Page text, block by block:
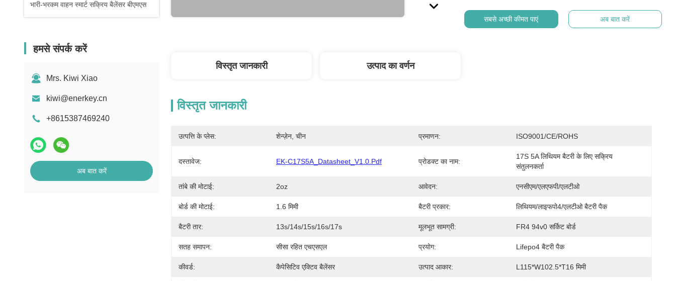
भारी-भरकम वाहन स्मार्ट सक्रिय बैलेंसर बीएमएस
हमसे संपर्क करें
Mrs. Kiwi Xiao
kiwi@enerkey.cn
+8615387469240
अब बात करें
सबसे अच्छी कीमत पाएं अब बात करें
विस्तृत जानकारी उत्पाद का वर्णन
विस्तृत जानकारी
उत्पत्ति के प्लेस: शेन्ज़ेन, चीन प्रमाणन: ISO9001/CE/ROHS
दस्तावेज: EK-C17S5A_Datasheet_V1.0.pdf प्रोडक्ट का नाम:
17S 5A लिथियम बैटरी के लिए सक्रिय
संतुलनकर्ता
तांबे की मोटाई: 2oz आवेदन: एनसीएम/एलएफपी/एलटीओ
बोर्ड की मोटाई: 1.6 मिमी बैटरी प्रकार: लिथियम/लाइफपो4/एलटीओ बैटरी पैक
बैटरी तार: 13s/14s/15s/16s/17s मूलभूत सामग्री: FR4 94v0 सर्किट बोर्ड
सतह समापन: सीसा रहित एचएसएल प्रयोग: Lifepo4 बैटरी पैक
कीवर्ड: कैपेसिटिव एक्टिव बैलेंसर उत्पाद आकार: L115*W102.5*T16 मिमी